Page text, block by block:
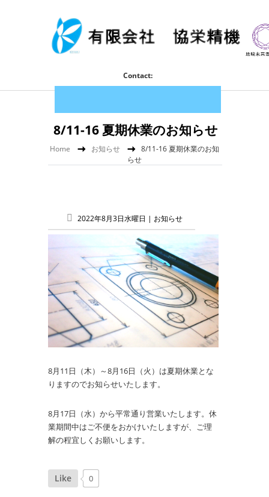
Contact:
Home お知らせ
8/11-16 夏期休業のお知
らせ
8/11-16 夏期休業のお知らせ
2022年8月3日水曜日 | お知らせ
8月11日（木）～8月16日（火）は夏期休業とな
りますのでお知らせいたします。
8月17日（水）から平常通り営業いたします。休
業期間中はご不便をおかけいたしますが、ご理
解の程宜しくお願いします。
Like 0